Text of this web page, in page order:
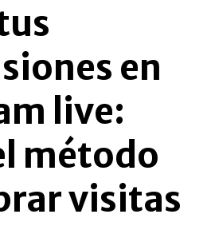
en
live:
método
visitas